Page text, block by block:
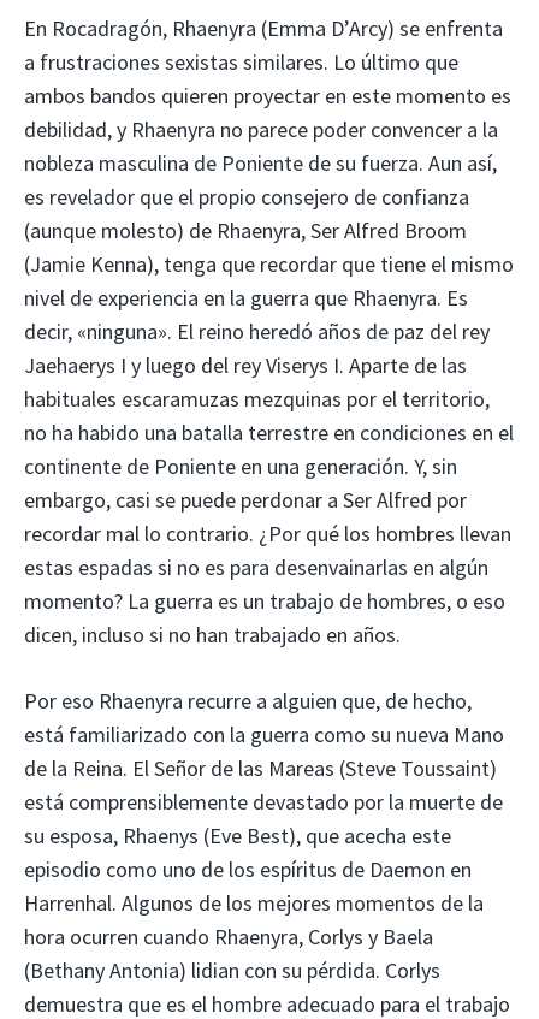
En Rocadragón, Rhaenyra (Emma D’Arcy) se enfrenta
a frustraciones sexistas similares. Lo último que
ambos bandos quieren proyectar en este momento es
debilidad, y Rhaenyra no parece poder convencer a la
nobleza masculina de Poniente de su fuerza. Aun así,
es revelador que el propio consejero de confianza
(aunque molesto) de Rhaenyra, Ser Alfred Broom
(Jamie Kenna), tenga que recordar que tiene el mismo
nivel de experiencia en la guerra que Rhaenyra. Es
decir, «ninguna». El reino heredó años de paz del rey
Jaehaerys I y luego del rey Viserys I. Aparte de las
habituales escaramuzas mezquinas por el territorio,
no ha habido una batalla terrestre en condiciones en el
continente de Poniente en una generación. Y, sin
embargo, casi se puede perdonar a Ser Alfred por
recordar mal lo contrario. ¿Por qué los hombres llevan
estas espadas si no es para desenvainarlas en algún
momento? La guerra es un trabajo de hombres, o eso
dicen, incluso si no han trabajado en años.
Por eso Rhaenyra recurre a alguien que, de hecho,
está familiarizado con la guerra como su nueva Mano
de la Reina. El Señor de las Mareas (Steve Toussaint)
está comprensiblemente devastado por la muerte de
su esposa, Rhaenys (Eve Best), que acecha este
episodio como uno de los espíritus de Daemon en
Harrenhal. Algunos de los mejores momentos de la
hora ocurren cuando Rhaenyra, Corlys y Baela
(Bethany Antonia) lidian con su pérdida. Corlys
demuestra que es el hombre adecuado para el trabajo